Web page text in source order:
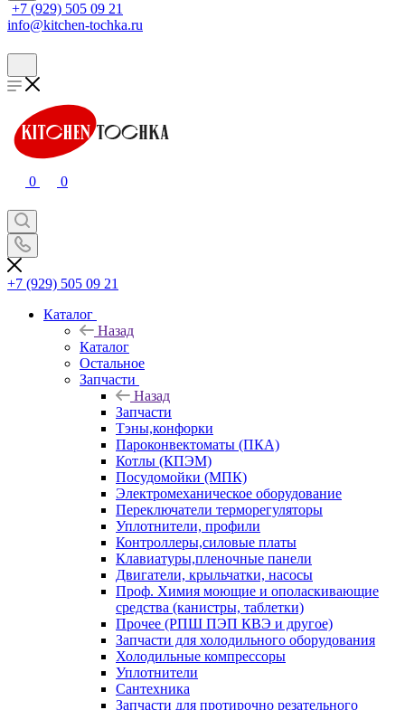
+7 (929) 505 09 21
info@kitchen-tochka.ru
0 0
+7 (929) 505 09 21
Каталог
Назад
Каталог
Остальное
Запчасти
Назад
Запчасти
Тэны,конфорки
Пароконвектоматы (ПКА)
Котлы (КПЭМ)
Посудомойки (МПК)
Электромеханическое оборудование
Переключатели терморегуляторы
Уплотнители, профили
Контроллеры,силовые платы
Клавиатуры,пленочные панели
Двигатели, крыльчатки, насосы
Проф. Химия моющие и ополаскивающие
средства (канистры, таблетки)
Прочее (РПШ ПЭП КВЭ и другое)
Запчасти для холодильного оборудования
Холодильные компрессоры
Уплотнители
Сантехника
Запчасти для протирочно резательного